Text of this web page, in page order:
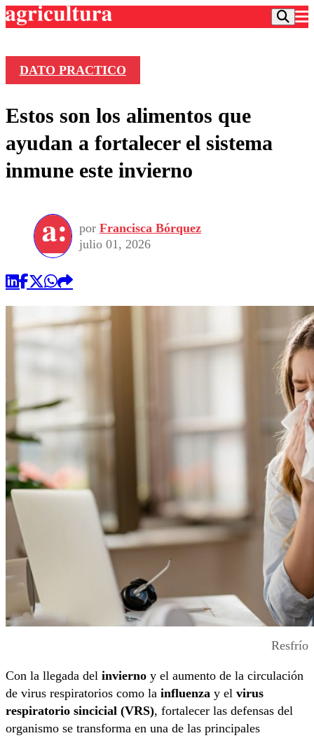
Frecuencias
Agricultura TV
Deportes
Colo Colo
Seleccion Chilena
Torneo Internacional
Universidad de Chile
Entretención
Economía
Internacional
Sustentabilidad
Publicaciones en medios
Opinión
DATO PRACTICO
Estos son los alimentos que
ayudan a fortalecer el sistema
inmune este invierno
por Francisca Bórquez
julio 01, 2026
Resfrío
Con la llegada del invierno y el aumento de la circulación
de virus respiratorios como la influenza y el virus
respiratorio sincicial (VRS), fortalecer las defensas del
organismo se transforma en una de las principales